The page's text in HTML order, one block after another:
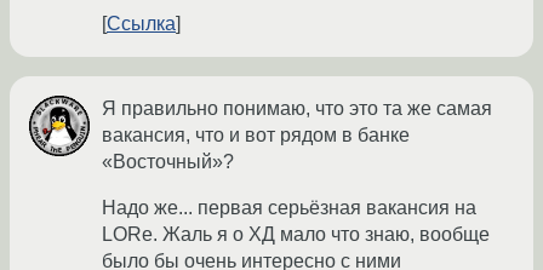
Ссылка
Я правильно понимаю, что это та же самая
вакансия, что и вот рядом в банке
«Восточный»?
Надо же... первая серьёзная вакансия на
LORе. Жаль я о ХД мало что знаю, вообще
было бы очень интересно с ними